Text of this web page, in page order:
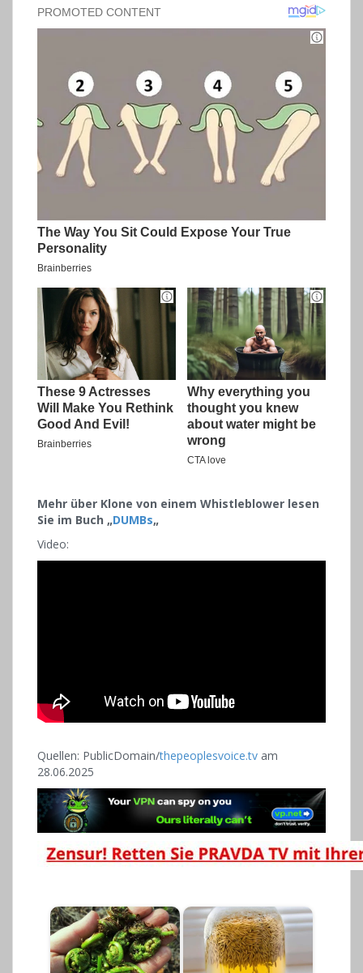
Mehr über Klone von einem Whistleblower lesen
Sie im Buch „DUMBs„
Video:
Quellen: PublicDomain/thepeoplesvoice.tv am
28.06.2025